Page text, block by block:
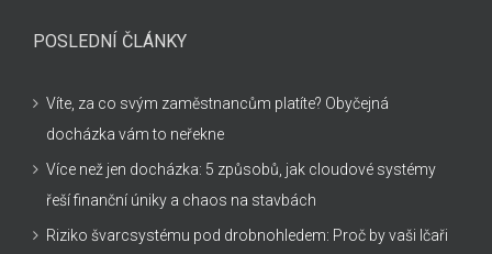
POSLEDNÍ ČLÁNKY
Víte, za co svým zaměstnancům platíte? Obyčejná
docházka vám to neřekne
Více než jen docházka: 5 způsobů, jak cloudové systémy
řeší finanční úniky a chaos na stavbách
Riziko švarcsystému pod drobnohledem: Proč by vaši Ičaři